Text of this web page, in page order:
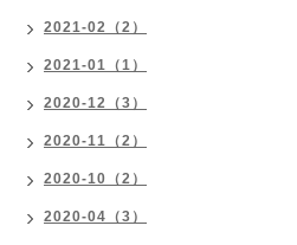
2021-02（2）
2021-01（1）
2020-12（3）
2020-11（2）
2020-10（2）
2020-04（3）